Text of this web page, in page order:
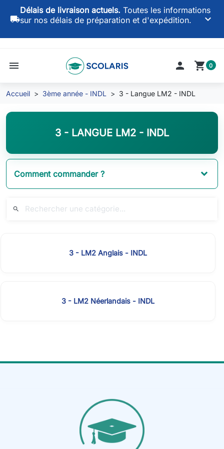
local_shipping
Délais de livraison actuels. Toutes les informations
sur nos délais de préparation et d'expédition.
keyboard_arrow_down
menu  shopping_cart 0
Accueil 3ème année - INDL 3 - Langue LM2 - INDL
3 - LANGUE LM2 - INDL
Comment commander ?
search
3 - LM2 Anglais - INDL
3 - LM2 Néerlandais - INDL